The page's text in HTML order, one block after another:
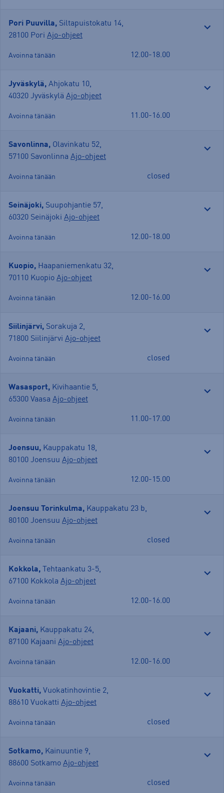
Pori Puuvilla, Siltapuistokatu 14,
28100 Pori Ajo-ohjeet
Avoinna tänään 12.00-18.00
Jyväskylä, Ahjokatu 10,
40320 Jyväskylä Ajo-ohjeet
Avoinna tänään 11.00-16.00
Savonlinna, Olavinkatu 52,
57100 Savonlinna Ajo-ohjeet
Avoinna tänään closed
Seinäjoki, Suupohjantie 57,
60320 Seinäjoki Ajo-ohjeet
Avoinna tänään 12.00-18.00
Kuopio, Haapaniemenkatu 32,
70110 Kuopio Ajo-ohjeet
Avoinna tänään 12.00-16.00
Siilinjärvi, Sorakuja 2,
71800 Siilinjärvi Ajo-ohjeet
Avoinna tänään closed
Wasasport, Kivihaantie 5,
65300 Vaasa Ajo-ohjeet
Avoinna tänään 11.00-17.00
Joensuu, Kauppakatu 18,
80100 Joensuu Ajo-ohjeet
Avoinna tänään 12.00-15.00
Joensuu Torinkulma, Kauppakatu 23 b,
80100 Joensuu Ajo-ohjeet
Avoinna tänään closed
Kokkola, Tehtaankatu 3-5,
67100 Kokkola Ajo-ohjeet
Avoinna tänään 12.00-16.00
Kajaani, Kauppakatu 24,
87100 Kajaani Ajo-ohjeet
Avoinna tänään 12.00-16.00
Vuokatti, Vuokatinhovintie 2,
88610 Vuokatti Ajo-ohjeet
Avoinna tänään closed
Sotkamo, Kainuuntie 9,
88600 Sotkamo Ajo-ohjeet
Avoinna tänään closed